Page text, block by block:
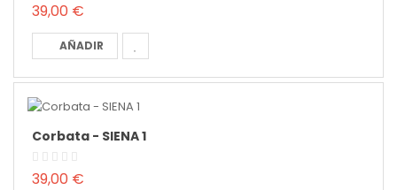
39,00 €
AÑADIR
Corbata - SIENA 1
39,00 €